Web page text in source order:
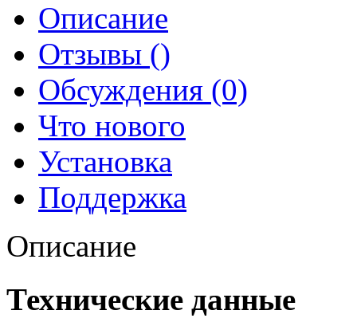
Описание
Отзывы ()
Обсуждения (0)
Что нового
Установка
Поддержка
Описание
Технические данные